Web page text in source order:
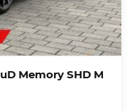
Memory SHD M